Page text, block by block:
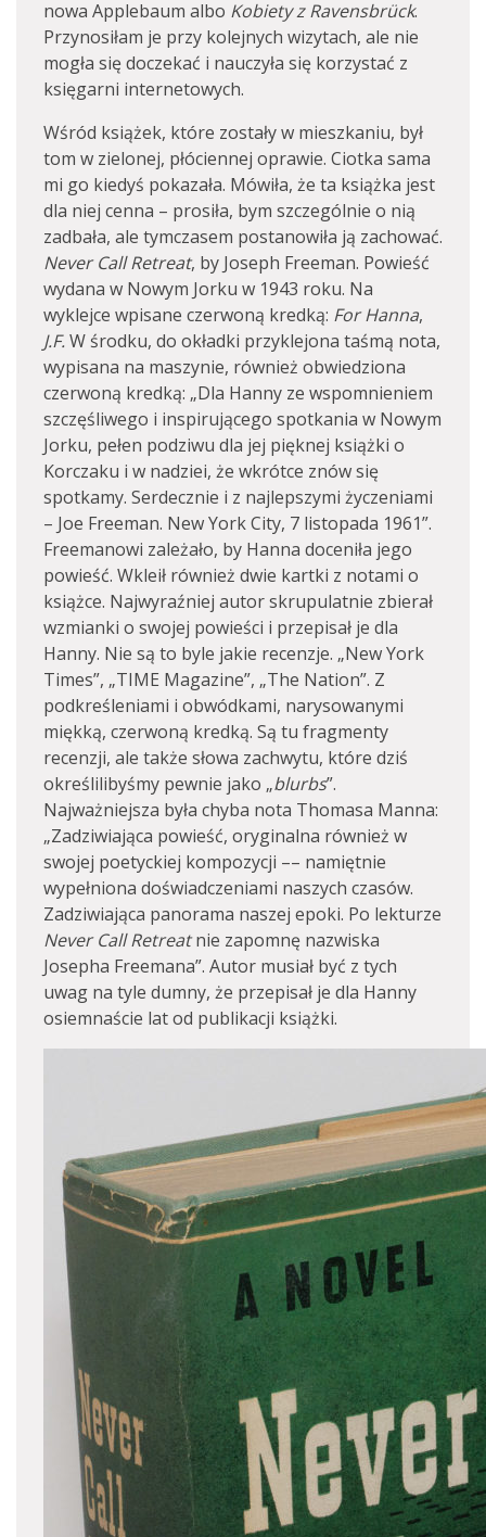
nowa Applebaum albo Kobiety z Ravensbrück.
Przynosiłam je przy kolejnych wizytach, ale nie
mogła się doczekać i nauczyła się korzystać z
księgarni internetowych.
Wśród książek, które zostały w mieszkaniu, był
tom w zielonej, płóciennej oprawie. Ciotka sama
mi go kiedyś pokazała. Mówiła, że ta książka jest
dla niej cenna – prosiła, bym szczególnie o nią
zadbała, ale tymczasem postanowiła ją zachować.
Never Call Retreat, by Joseph Freeman. Powieść
wydana w Nowym Jorku w 1943 roku. Na
wyklejce wpisane czerwoną kredką: For Hanna,
J.F.W środku, do okładki przyklejona taśmą nota,
wypisana na maszynie, również obwiedziona
czerwoną kredką: „Dla Hanny ze wspomnieniem
szczęśliwego i inspirującego spotkania w Nowym
Jorku, pełen podziwu dla jej pięknej książki o
Korczaku i w nadziei, że wkrótce znów się
spotkamy. Serdecznie i z najlepszymi życzeniami
– Joe Freeman. New York City, 7 listopada 1961”.
Freemanowi zależało, by Hanna doceniła jego
powieść. Wkleił również dwie kartki z notami o
książce. Najwyraźniej autor skrupulatnie zbierał
wzmianki o swojej powieści i przepisał je dla
Hanny. Nie są to byle jakie recenzje. „New York
Times”, „TIME Magazine”, „The Nation”. Z
podkreśleniami i obwódkami, narysowanymi
miękką, czerwoną kredką. Są tu fragmenty
recenzji, ale także słowa zachwytu, które dziś
określilibyśmy pewnie jako „blurbs”.
Najważniejsza była chyba nota Thomasa Manna:
„Zadziwiająca powieść, oryginalna również w
swojej poetyckiej kompozycji –– namiętnie
wypełniona doświadczeniami naszych czasów.
Zadziwiająca panorama naszej epoki. Po lekturze
Never Call Retreatnie zapomnę nazwiska
Josepha Freemana”. Autor musiał być z tych
uwag na tyle dumny, że przepisał je dla Hanny
osiemnaście lat od publikacji książki.